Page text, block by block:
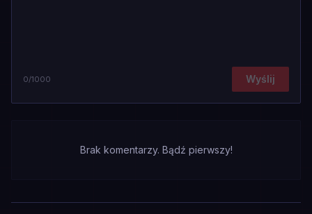
0/1000 Wyślij
Brak komentarzy. Bądź pierwszy!